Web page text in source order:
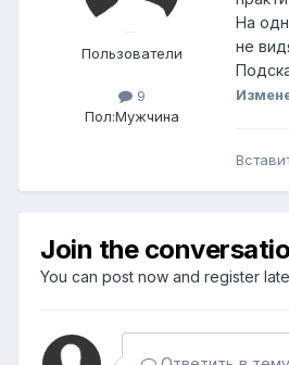
Пользователи
9
Пол:Мужчина
На
не
Join the
You can post now and register